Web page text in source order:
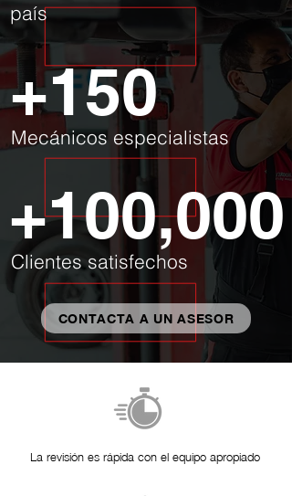
país
+150
Mecánicos especialistas
+100,000
Clientes satisfechos
CONTACTA A UN ASESOR
La revisión es rápida con el equipo apropiado